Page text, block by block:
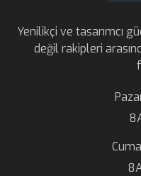
Yenilikçi ve tasarımcı
değil rakipleri